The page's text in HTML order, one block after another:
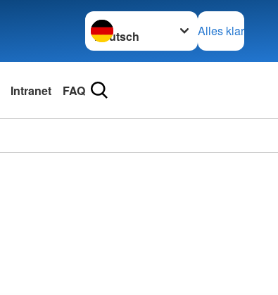
Sprache wechseln zu
Alles klar
Intranet FAQ